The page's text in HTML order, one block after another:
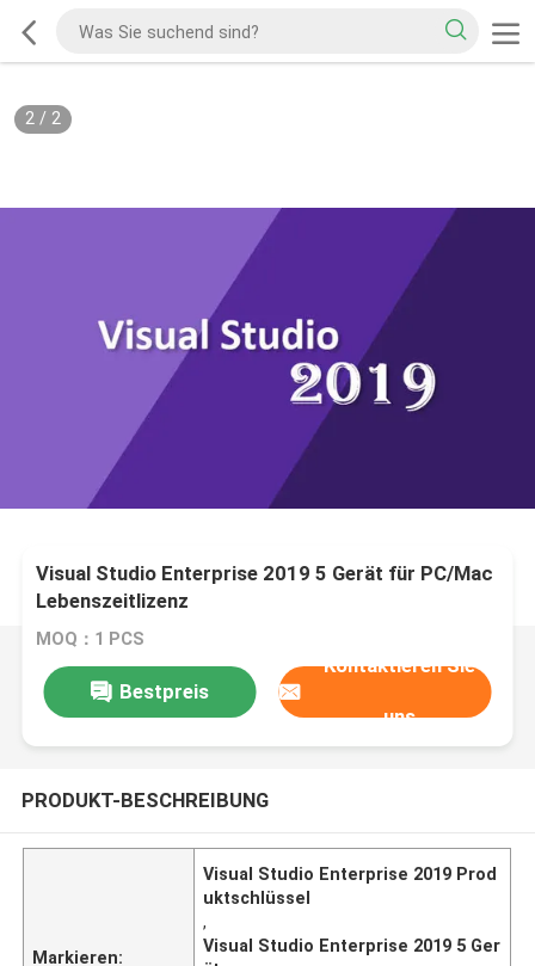
2/ 2
Visual Studio Enterprise 2019 5 Gerät für PC/Mac
Lebenszeitlizenz
MOQ：1 PCS
Bestpreis
Kontaktieren Sie
uns
PRODUKT-BESCHREIBUNG
Markieren:
Visual Studio Enterprise 2019 Prod
uktschlüssel
,
Visual Studio Enterprise 2019 5 Ger